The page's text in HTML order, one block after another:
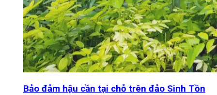
Bảo đảm hậu cần tại chỗ trên đảo Sinh Tồn